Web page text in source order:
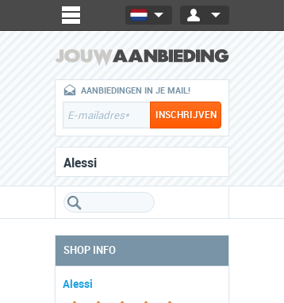
AANBIEDINGEN IN JE MAIL!
Alessi
SHOP INFO
Alessi